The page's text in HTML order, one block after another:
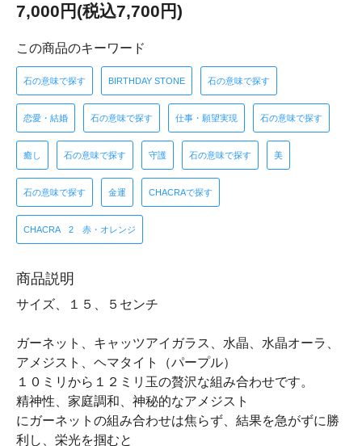
7,000円(税込7,700円)
この商品のキーワード
石の意味で探す BIRTHDAY STONE 石の意味で探す
恋愛・結婚 石の意味で探す 仕事・願望実現 石の意味で探す
癒し 石の意味で探す 守護 石の意味で探す 美
石の意味で探す 金運 CHACRAで探す
CHACRA 2 赤・オレンジ
商品説明
サイズ、１５、５センチ
ガーネット、キャッツアイガラス、水晶、水晶オーラ、
アメジスト、ヘマタイト（パープル）
１０ミリから１２ミリ玉の贅沢な組み合わせです。
精神性、家庭調和、神秘的なアメジスト
にガーネットの組み合わせは焦らず、結果を急がずに勝
利し、栄光を掴むと